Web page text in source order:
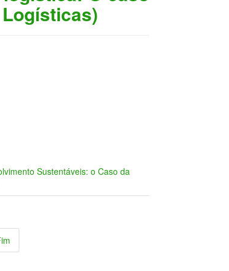
Sustentáveis: o Caso da